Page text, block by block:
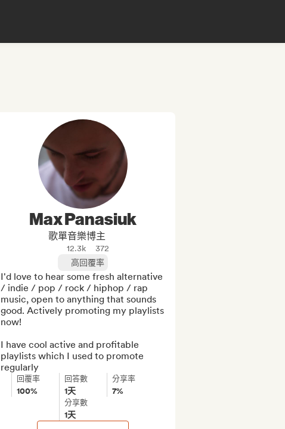
Max Panasiuk
歌單音樂博主
12.3k
372
高回覆率
I'd love to hear some fresh alternative
/ indie / pop / rock / hiphop / rap
music, open to anything that sounds
good. Actively promoting my playlists
now!
I have cool active and profitable
playlists which I used to promote
regularly
回覆率
100%
回答數
1天
分享率
7%
分享數
1天